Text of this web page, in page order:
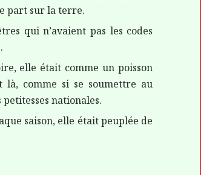
part sur la terre.
qui n’avaient pas les codes
elle était comme un poisson
là, comme si se soumettre au
nationales.
saison, elle était peuplée de